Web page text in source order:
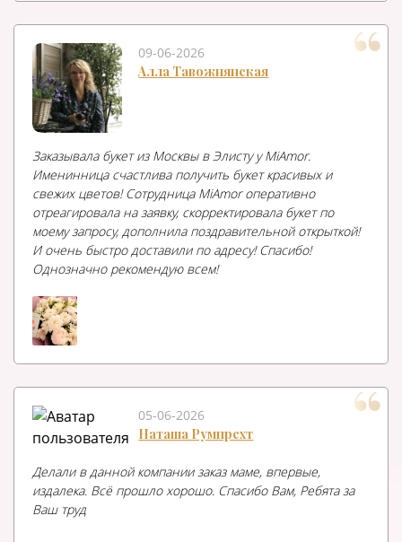
09-06-2026
Алла Тавожнянская
Заказывала букет из Москвы в Элисту у MiAmor.
Именинница счастлива получить букет красивых и
свежих цветов! Сотрудница MiAmor оперативно
отреагировала на заявку, скорректировала букет по
моему запросу, дополнила поздравительной открыткой!
И очень быстро доставили по адресу! Спасибо!
Однозначно рекомендую всем!
05-06-2026
Наташа Румпрехт
Делали в данной компании заказ маме, впервые,
издалека. Всё прошло хорошо. Спасибо Вам, Ребята за
Ваш труд